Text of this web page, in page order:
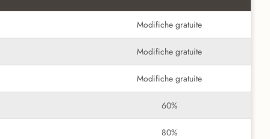
Modifiche gratuite
Modifiche gratuite
Modifiche gratuite
60%
80%